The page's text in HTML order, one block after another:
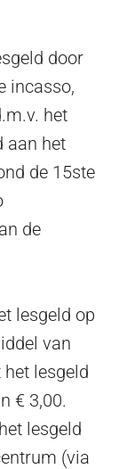
door
incasso,
het
aan het
de 15ste
de
lesgeld op
van
lesgeld
€ 3,00.
lesgeld
(via